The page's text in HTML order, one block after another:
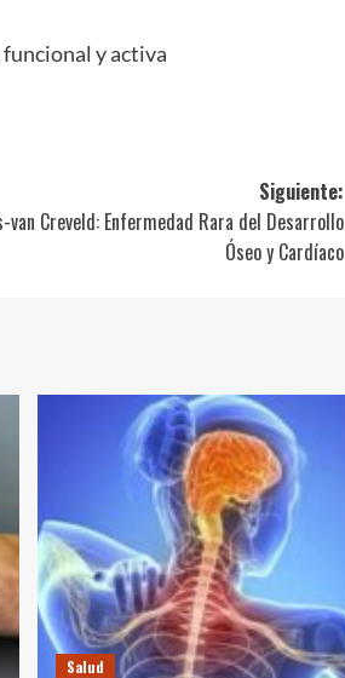
y activa
Siguiente:
van Creveld: Enfermedad Rara del Desarrollo
Óseo y Cardíaco
Salud